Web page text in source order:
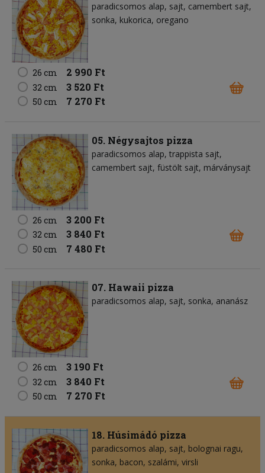
paradicsomos alap sajt camembert sajt
sonka kukorica oregano
26 cm 2 990 Ft
32 cm 3 520 Ft
50 cm 7 270 Ft
05. Négysajtos pizza
paradicsomos alap trappista sajt
camembert sajt füstölt sajt márványsajt
26 cm 3 200 Ft
32 cm 3 840 Ft
50 cm 7 480 Ft
07. Hawaii pizza
paradicsomos alap sajt sonka ananász
26 cm 3 190 Ft
32 cm 3 840 Ft
50 cm 7 270 Ft
18. Húsimádó pizza
paradicsomos alap sajt bolognai ragu
sonka bacon szalámi virsli